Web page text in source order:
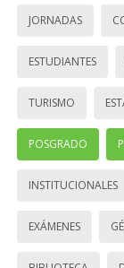
JORNADAS
ESTUDIANTES
TURISMO
POSGRADO
INSTITUCIONALES
EXÁMENES